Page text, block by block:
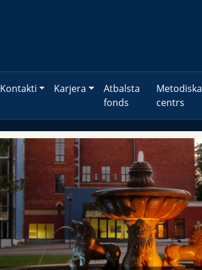
Kontakti Karjera
Atbalsta
fonds
centrs